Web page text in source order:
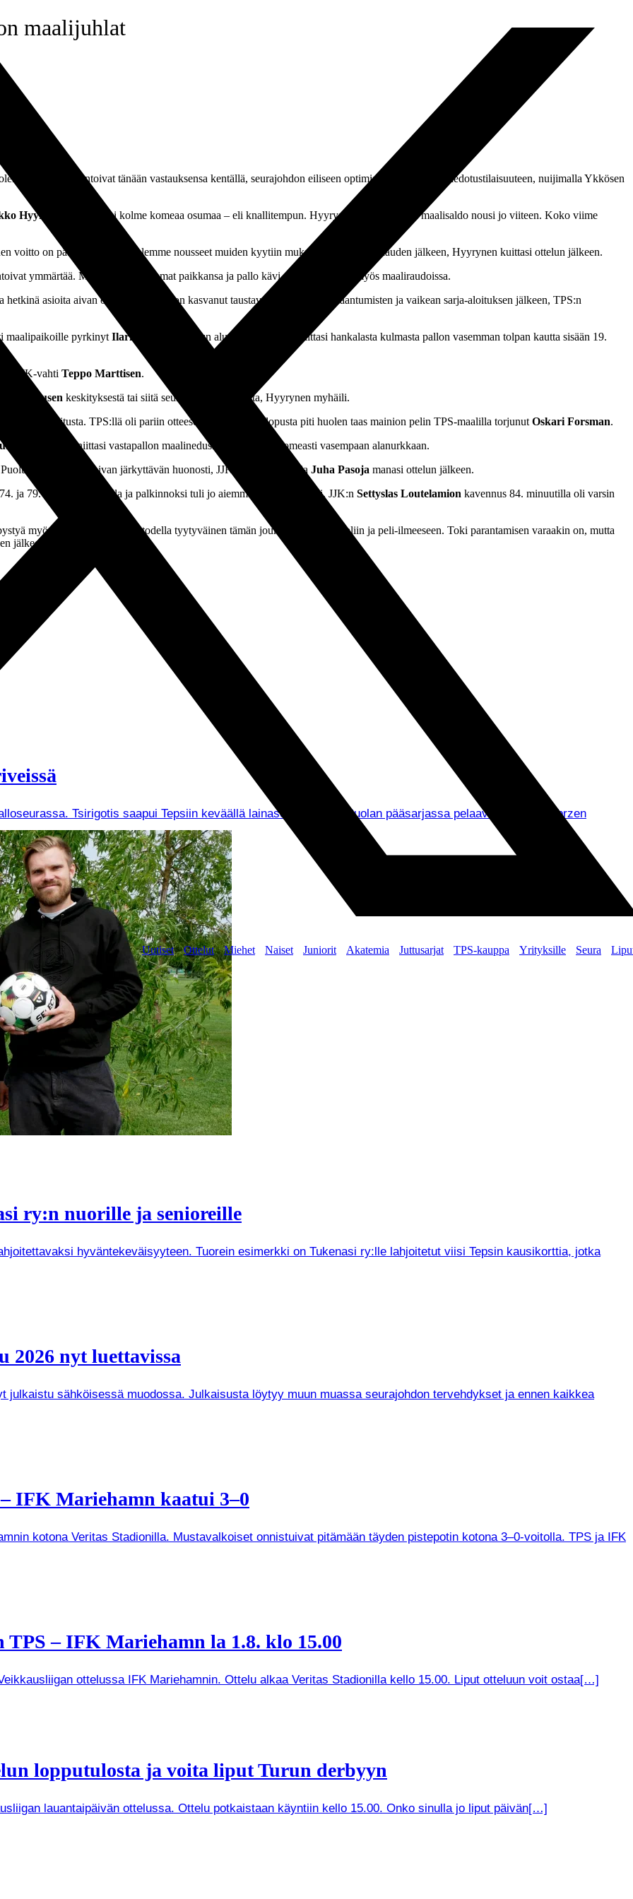
Uutiset Ottelut Miehet Naiset Juniorit Akatemia Juttusarjat TPS-kauppa Yrityksille Seura
maalijuhlat
Pelaajat antoivat tänään vastauksensa kentällä, seurajohdon eiliseen optimismia huokuvaan tiedotustilaisuuteen, nuijimalla Ykkösen
Hyyrynen , joka takoi kolme komeaa osumaa – eli knallitempun. Hyyrysen tämän kauden maalisaldo nousi jo viiteen. Koko viime
voitto on pääasia ja se, että olemme nousseet muiden kyytiin mukaan vaikean alkukauden jälkeen, Hyyrynen kuittasi ottelun jälkeen.
ymmärtää. Myös JJK:lla oli omat paikkansa ja pallo kävi pariin otteeseen myös maaliraudoissa.
asioita aivan oikein. Joukkue on kasvanut taustavaikeuksien, loukkaantumisten ja vaikean sarja-aloituksen jälkeen, TPS:n
maalipaikoille pyrkinyt Ilari Mettälä ui JJK:n alueelle oikealta ja niittasi hankalasta kulmasta pallon vasemman tolpan kautta sisään 19.
JJK-vahti Teppo Marttisen.
Kinnusen keskityksestä tai siitä seuranneesta kulmasta, Hyyrynen myhäili.
tasoitusta. TPS:llä oli pariin otteeseen onneakin ja lopusta piti huolen taas mainion pelin TPS-maalilla torjunut Oskari Forsman.
Mohamed
niittasi vastapallon maalinedusruuhkan takaa komeasti vasempaan alanurkkaan.
tänään aivan järkyttävän huonosti, JJK:n päävalmentaja Juha Pasoja manasi ottelun jälkeen.
ja 79. minuutin kohdilla ja palkinnoksi tuli jo aiemmin mainittu knalli. JJK:n Settyslas Loutelamion kavennus 84. minuutilla oli varsin
myös palautumaan. Olen todella tyytyväinen tämän joukkueen työmoraaliin ja peli-ilmeeseen. Toki parantamisen varaakin on, mutta
jälkeen, Laurikainen päätti.
Tsirigotis saapui Tepsiin keväällä lainasopimuksella Puolan pääsarjassa pelaavan Gornik Zabrzen
ry:n nuorille ja senioreille
hyväntekeväisyyteen. Tuorein esimerkki on Tukenasi ry:lle lahjoitetut viisi Tepsin kausikorttia, jotka
nyt luettavissa
julkaistu sähköisessä muodossa. Julkaisusta löytyy muun muassa seurajohdon tervehdykset ja ennen kaikkea
IFK Mariehamn kaatui 3–0
kotona Veritas Stadionilla. Mustavalkoiset onnistuivat pitämään täyden pistepotin kotona 3–0-voitolla. TPS ja IFK
– IFK Mariehamn la 1.8. klo 15.00
ottelussa IFK Mariehamnin. Ottelu alkaa Veritas Stadionilla kello 15.00. Liput otteluun voit ostaa[…]
lopputulosta ja voita liput Turun derbyyn
lauantaipäivän ottelussa. Ottelu potkaistaan käyntiin kello 15.00. Onko sinulla jo liput päivän[…]